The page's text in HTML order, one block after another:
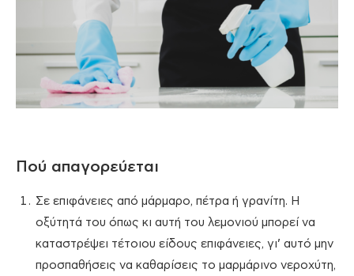
Πού απαγορεύεται
Σε επιφάνειες από μάρμαρο, πέτρα ή γρανίτη. Η
οξύτητά του όπως κι αυτή του λεμονιού μπορεί να
καταστρέψει τέτοιου είδους επιφάνειες, γι’ αυτό μην
προσπαθήσεις να καθαρίσεις το μαρμάρινο νεροχύτη,